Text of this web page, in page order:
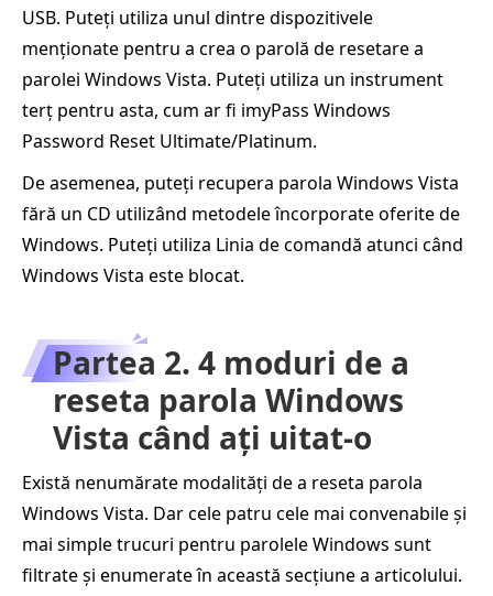
USB. Puteți utiliza unul dintre dispozitivele
menționate pentru a crea o parolă de resetare a
parolei Windows Vista. Puteți utiliza un instrument
terț pentru asta, cum ar fi imyPass Windows
Password Reset Ultimate/Platinum.
De asemenea, puteți recupera parola Windows Vista
fără un CD utilizând metodele încorporate oferite de
Windows. Puteți utiliza Linia de comandă atunci când
Windows Vista este blocat.
Partea 2. 4 moduri de a
reseta parola Windows
Vista când ați uitat-o
Există nenumărate modalități de a reseta parola
Windows Vista. Dar cele patru cele mai convenabile și
mai simple trucuri pentru parolele Windows sunt
filtrate și enumerate în această secțiune a articolului.